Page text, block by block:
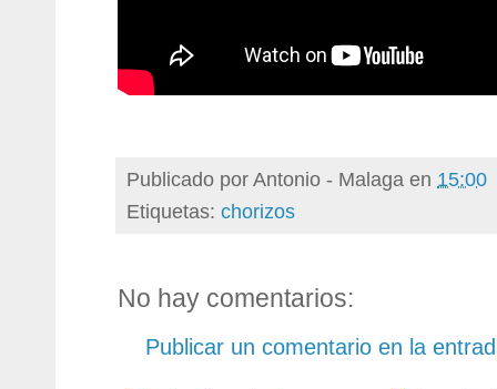
Publicado porAntonio - Malaga en 15:00
Etiquetas: chorizos
No hay comentarios:
Publicar un comentario en la